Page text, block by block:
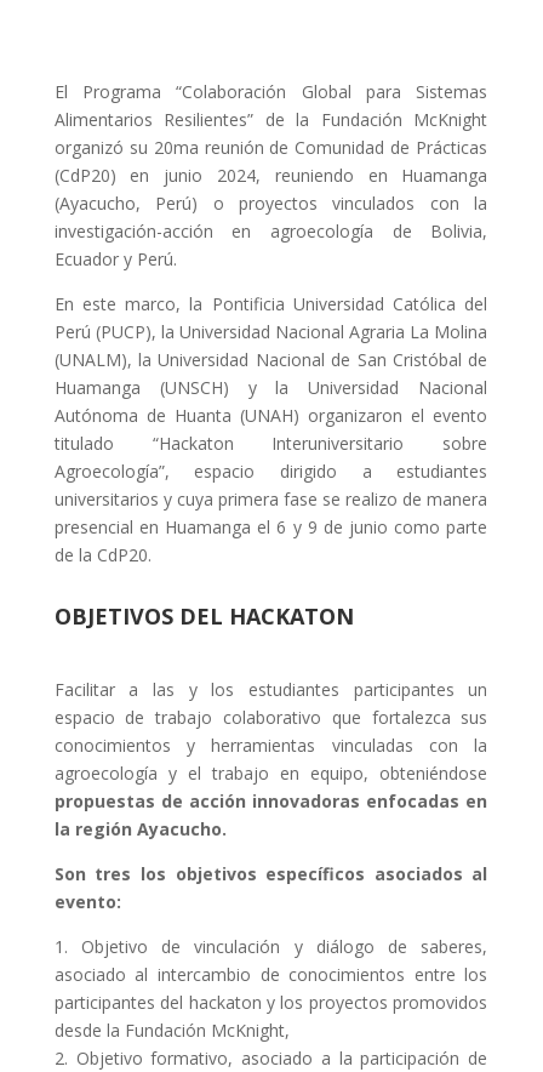
El Programa “Colaboración Global para Sistemas
Alimentarios Resilientes” de la Fundación McKnight
organizó su 20ma reunión de Comunidad de Prácticas
(CdP20) en junio 2024, reuniendo en Huamanga
(Ayacucho, Perú) o proyectos vinculados con la
investigación-acción en agroecología de Bolivia,
Ecuador y Perú.
En este marco, la Pontificia Universidad Católica del
Perú (PUCP), la Universidad Nacional Agraria La Molina
(UNALM), la Universidad Nacional de San Cristóbal de
Huamanga (UNSCH) y la Universidad Nacional
Autónoma de Huanta (UNAH) organizaron el evento
titulado “Hackaton Interuniversitario sobre
Agroecología”, espacio dirigido a estudiantes
universitarios y cuya primera fase se realizo de manera
presencial en Huamanga el 6 y 9 de junio como parte
de la CdP20.
OBJETIVOS DEL HACKATON
Facilitar a las y los estudiantes participantes un
espacio de trabajo colaborativo que fortalezca sus
conocimientos y herramientas vinculadas con la
agroecología y el trabajo en equipo, obteniéndose
propuestas de acción innovadoras enfocadas en
la región Ayacucho.
Son tres los objetivos específicos asociados al
evento:
1. Objetivo de vinculación y diálogo de saberes,
asociado al intercambio de conocimientos entre los
participantes del hackaton y los proyectos promovidos
desde la Fundación McKnight,
2. Objetivo formativo, asociado a la participación de